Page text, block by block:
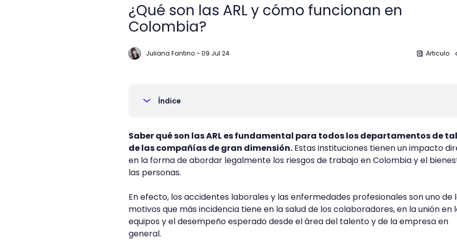
¿Qué son las ARL y cómo funcionan en
Colombia?
Juliana Fantino- 09 Jul 24 Articulo
Índice
Saber qué son las ARL es fundamental para todos los departamentos de
de las compañías de gran dimensión. Estas instituciones tienen un impacto
en la forma de abordar legalmente los riesgos de trabajo en Colombia y el
las personas.
En efecto, los accidentes laborales y las enfermedades profesionales son uno de
motivos que más incidencia tiene en la salud de los colaboradores, en la unión en
equipos y el desempeño esperado desde el área del talento y de la empresa en
general.